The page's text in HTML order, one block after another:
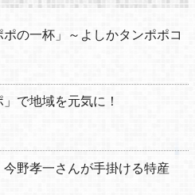
の一杯」～よしかタンポポコ
」で地域を元気に！
野孝一さんが手掛ける特産